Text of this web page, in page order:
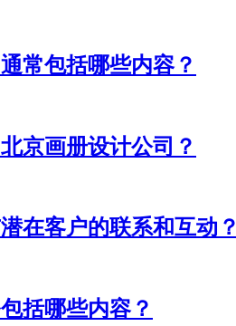
常包括哪些内容？
京画册设计公司？
在客户的联系和互动？
括哪些内容？